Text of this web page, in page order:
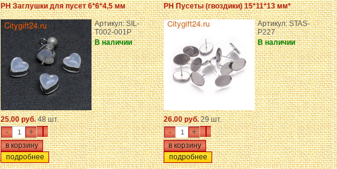
PH Заглушки для пусет 6*6*4,5 мм
Артикул: SIL-
T002-001P
В наличии
25.00 руб.48 шт.
- +
подробнее
PH Пусеты (гвоздики) 15*11*13 мм*
Артикул: STAS-
P227
В наличии
26.00 руб.29 шт.
- +
подробнее